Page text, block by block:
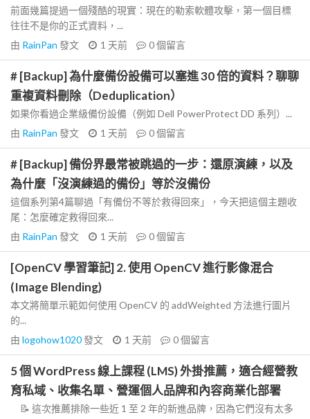
前面幾篇提過一個殘酷的現實：現在的勒索軟體攻擊，第一個目標
往往不是你的正式資料，...
由 RainPan 發文 1 天前 0個留言
# [Backup] 為什麼備份設備可以塞進 30 倍的資料？聊聊
重複資料刪除（Deduplication）
如果你看過企業級備份設備（例如 Dell PowerProtect DD 系列）...
由 RainPan 發文 1 天前 0個留言
# [Backup] 備份界最常被跳過的一步：還原演練，以及
為什麼「沒演練過的備份」等於沒備份
這個系列第4篇聊過「有備份不等於救得回來」，今天把這個主題收
尾：怎麼確定救得回來...
由 RainPan 發文 1 天前 0個留言
[OpenCV 學習筆記] 2. 使用 OpenCV 進行影像混合
(Image Blending)
本文將簡單示範如何使用 OpenCV 的 addWeighted 方法進行圖片
的...
由 logohow1020發文 1 天前 0個留言
5 個 WordPress 線上課程 (LMS) 外掛推薦，適合經營教
育私域、收集名單、營運個人品牌和內容商業化部署
📝 這次推薦排除一些近 1 至 2 年的新進品牌，因為它們沒有太多